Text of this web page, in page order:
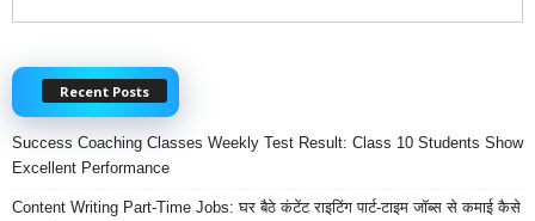
Recent Posts
Success Coaching Classes Weekly Test Result: Class 10 Students Show
Excellent Performance
Content Writing Part-Time Jobs: घर बैठे कंटेंट राइटिंग पार्ट-टाइम जॉब्स से कमाई कैसे